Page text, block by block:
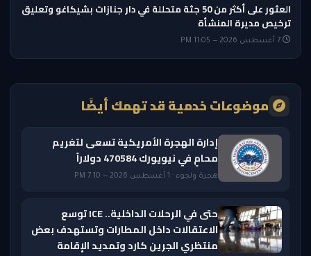
العثور على أكثر من 50 جثة متحللة في دار جنازات بشيكاغو وتعليق
ترخيص مديرة المنشأة
موضوعات خدمية قد تهمك أيضًا
إدارة الهجرة الأمريكية تسعى لتغريم
محامٍ في نيويورك 470584 دولاراً
هجرة ولجوء · 1 أغسطس 2026 — 7:10 PM
حتى في الرحلات الداخلية.. ICE توسع
الاعتقالات داخل المطارات وتستهدف بعض
منتظري الجرين كارد وتمديد الإقامة